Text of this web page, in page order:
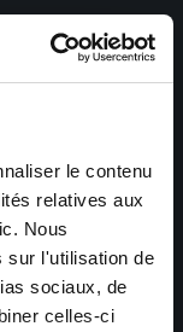
le contenu
relatives aux
Nous
sur l'utilisation de
sociaux, de
celles-ci